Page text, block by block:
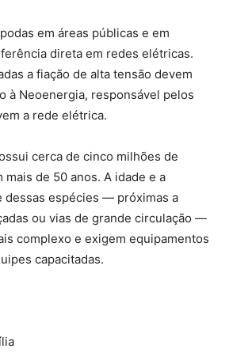
em áreas públicas e em
direta em redes elétricas.
a fiação de alta tensão devem
à Neoenergia, responsável pelos
a rede elétrica.
cerca de cinco milhões de
de 50 anos. A idade e a
dessas espécies — próximas a
ou vias de grande circulação —
complexo e exigem equipamentos
capacitadas.